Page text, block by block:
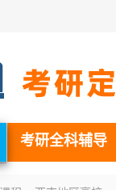
考研全科辅导